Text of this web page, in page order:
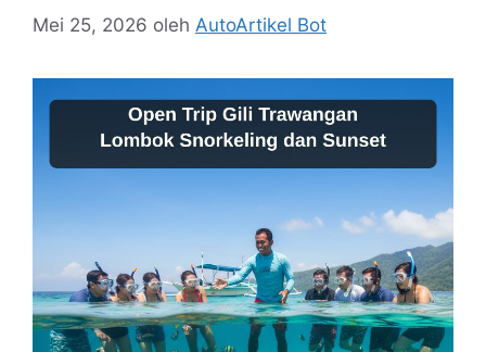
Mei 25, 2026 oleh AutoArtikel Bot